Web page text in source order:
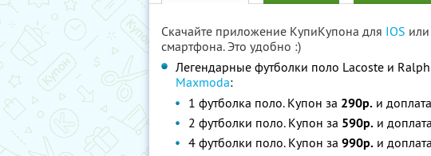
Скачайте приложение КупиКупона для IOS или
смартфона. Это удобно :)
Легендарные футболки поло Lacoste и
Maxmoda:
1 футболка поло. Купон за 290р. и
2 футболки поло. Купон за 590р. и
4 футболки поло. Купон за 990р. и